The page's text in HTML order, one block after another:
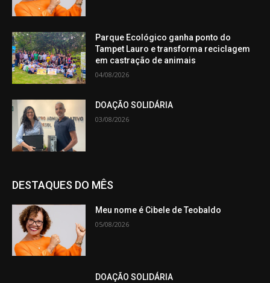
Parque Ecológico ganha ponto do
Tampet Lauro e transforma reciclagem
em castração de animais
04/08/2026
DOAÇÃO SOLIDÁRIA
03/08/2026
DESTAQUES DO MÊS
Meu nome é Cibele de Teobaldo
05/08/2026
DOAÇÃO SOLIDÁRIA